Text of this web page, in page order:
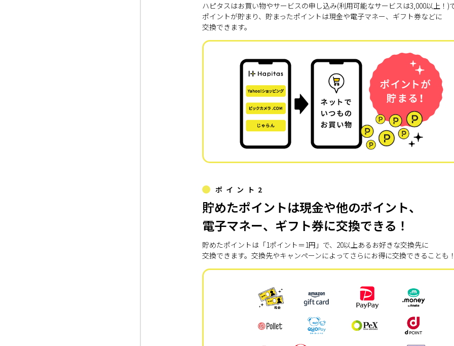
ハピタスはお買い物やサービスの申し込み(利用可能なサービスは3,000以上！)
ポイントが貯まり、貯まったポイントは現金や電子マネー、ギフト券などに
交換できます。
ポイント2
貯めたポイントは現金や他のポイント、
電子マネー、ギフト券に交換できる！
貯めたポイントは「1ポイント＝1円」で、20以上あるお好きな交換先に
交換できます。交換先やキャンペーンによってさらにお得に交換できることも